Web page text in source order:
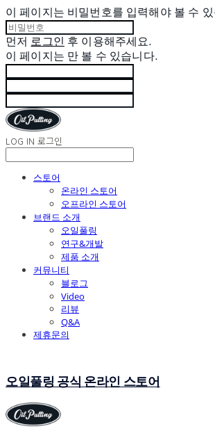
이 페이지는 비밀번호를 입력해야 볼 수
먼저 로그인 후 이용해주세요.
이 페이지는 만 볼 수 있습니다.
LOG IN 로그인
스토어
온라인 스토어
오프라인 스토어
브랜드 소개
오일풀링
연구&개발
제품 소개
커뮤니티
블로그
Video
리뷰
Q&A
제휴문의
오일풀링 공식 온라인 스토어